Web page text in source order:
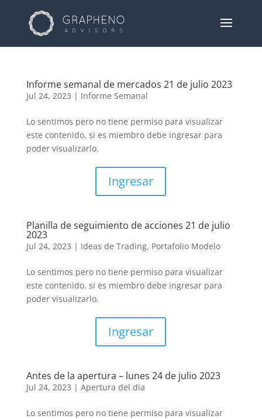
Informe semanal de mercados 21 de julio 2023
Jul 24, 2023 | Informe Semanal
Lo sentimos pero no tiene permiso para visualizar
este contenido, si es miembro debe ingresar para
poder visualizarlo.
Ingresar
Planilla de seguimiento de acciones 21 de julio
2023
Jul 24, 2023 | Ideas de Trading, Portafolio Modelo
Lo sentimos pero no tiene permiso para visualizar
este contenido, si es miembro debe ingresar para
poder visualizarlo.
Ingresar
Antes de la apertura – lunes 24 de julio 2023
Jul 24, 2023 | Apertura del dia
Lo sentimos pero no tiene permiso para visualizar